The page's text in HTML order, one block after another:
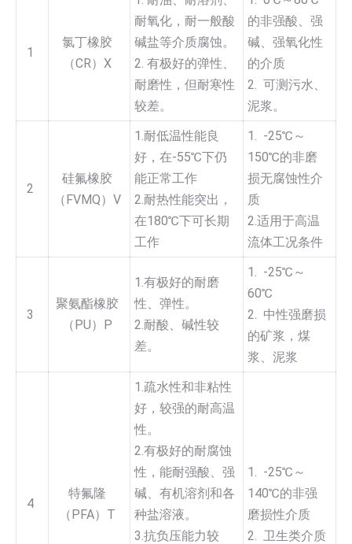
1
氯丁橡胶
（CR）X
耐氧化，耐一般酸
碱盐等介质腐蚀。
2. 有极好的弹性、
耐磨性，但耐寒性
较差。
的非强酸、强
碱、强氧化性
的介质
2. 可测污水、
泥浆。
2
硅氟橡胶
（FVMQ）V
1.耐低温性能良
好，在-55℃下仍
能正常工作
2.耐热性能突出，
在180℃下可长期
工作
1. -25℃～
150℃的非磨
损无腐蚀性介
质
2.适用于高温
流体工况条件
3
聚氨酯橡胶
（PU）P
1.有极好的耐磨
性、弹性。
2.耐酸、碱性较
差。
1. -25℃～
60℃
2. 中性强磨损
的矿浆，煤
浆、泥浆
4
特氟隆
（PFA）T
1.疏水性和非粘性
好，较强的耐高温
性。
2.有极好的耐腐蚀
性，能耐强酸、强
碱、有机溶剂和各
种盐溶液。
3.抗负压能力较
1. -25℃～
140℃的非强
磨损性介质
2. 卫生类介质